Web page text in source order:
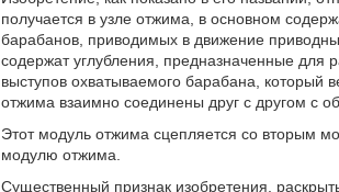
получается в узле отжима, в основном
барабанов, приводимых в движение
содержат углубления, предназначенные
выступов охватываемого барабана, который
отжима взаимно соединены друг с другом с
Этот модуль отжима сцепляется со вторым
модулю отжима.
Существенный признак изобретения,